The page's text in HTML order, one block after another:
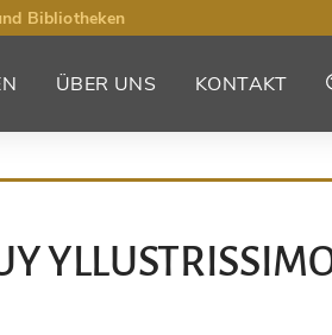
Bibliotheken
ÜBER UNS KONTAKT